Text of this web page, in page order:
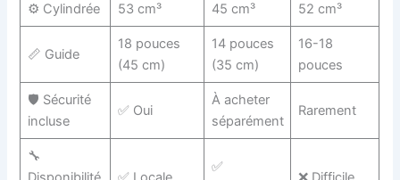
⚙️ Cylindrée 53 cm³ 45 cm³ 52 cm³
📏 Guide
18 pouces
(45 cm)
14 pouces
(35 cm)
16-18
pouces
🛡️ Sécurité
incluse
✅ Oui
À acheter
séparément
Rarement
🔧
✅